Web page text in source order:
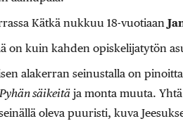
Kätkä nukkuu 18-vuotiaan
on kuin kahden opiskelijatytön
alakerran seinustalla on
Pyhän säikeitäja monta muuta.
oleva puuristi, kuva